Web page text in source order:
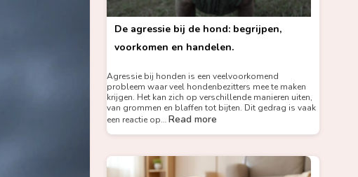
De agressie bij de hond: begrijpen,
voorkomen en handelen.
Agressie bij honden is een veelvoorkomend
probleem waar veel hondenbezitters mee te maken
krijgen. Het kan zich op verschillende manieren uiten,
van grommen en blaffen tot bijten. Dit gedrag is vaak
een reactie op…Read more